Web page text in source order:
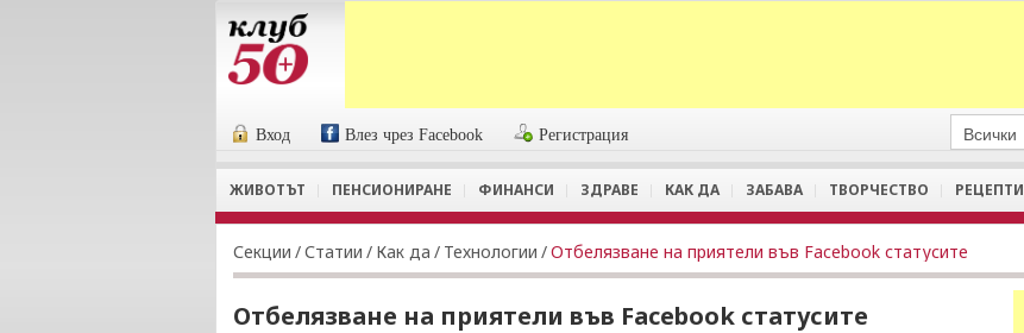
Вход Влез чрез Facebook Регистрация
ЖИВОТЪТ ПЕНСИОНИРАНЕ ФИНАНСИ ЗДРАВЕ КАК ДА ЗАБАВА ТВОРЧЕСТВО РЕЦЕПТИ
Секции /Статии / Как да / Технологии /Отбелязване на приятели във Facebоok статусите
Отбелязване на приятели във Facebоok статусите